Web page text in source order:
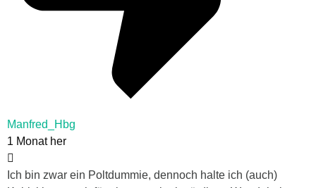
Manfred_Hbg
1 Monat her
Ich bin zwar ein Poltdummie, dennoch halte ich (auch)